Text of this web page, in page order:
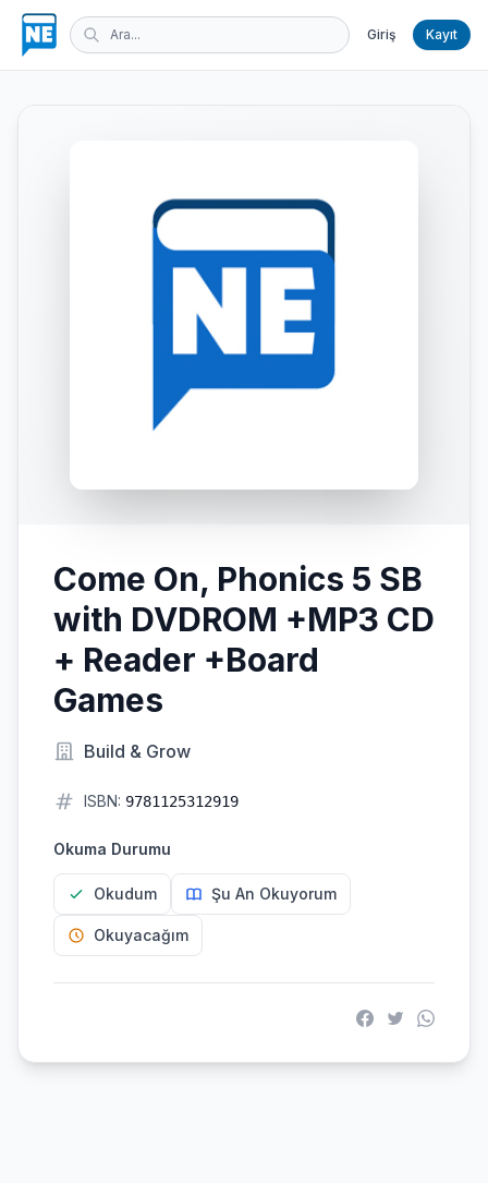
Giriş Kayıt
Come On, Phonics 5 SB
with DVDROM +MP3 CD
+ Reader +Board
Games
Build & Grow
ISBN: 9781125312919
Okuma Durumu
Okudum Şu An Okuyorum
Okuyacağım